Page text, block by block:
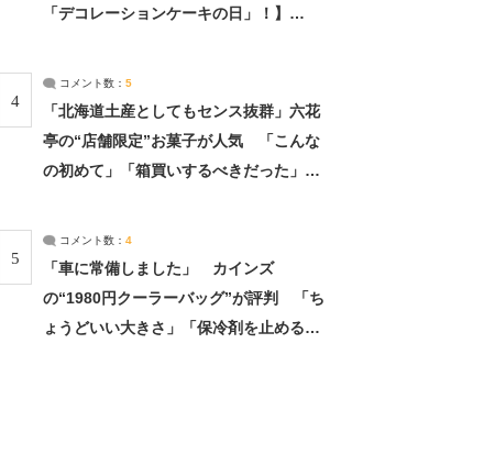
「デコレーションケーキの日」！】
4
コメント数： 5
「北海道土産としてもセンス抜群」六花
亭の“店舗限定”お菓子が人気 「こんな
の初めて」「箱買いするべきだった」
5
コメント数： 4
「車に常備しました」 カインズ
の“1980円クーラーバッグ”が評判 「ち
ょうどいい大きさ」「保冷剤を止めるベ